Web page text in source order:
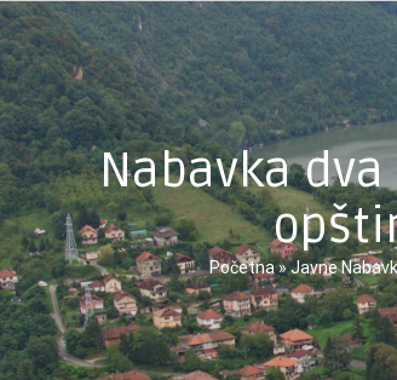
Nabavka
Početna»Javne